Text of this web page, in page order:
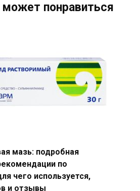
понравиться
мазь: подробная
по
чего используется,
и отзывы